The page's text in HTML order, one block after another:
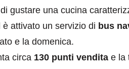
gustare una cucina
è attivato un servizio di bus
e la domenica.
circa 130 punti vendita e la